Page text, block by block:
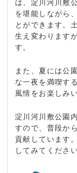
は、淀川河川敷
を堪能しながら
とができます。
生え変わります
す。
また、夏には公
な一夜を満喫す
風情をお楽しみ
淀川河川敷公園
すので、普段か
貢献しています
してみてくださ